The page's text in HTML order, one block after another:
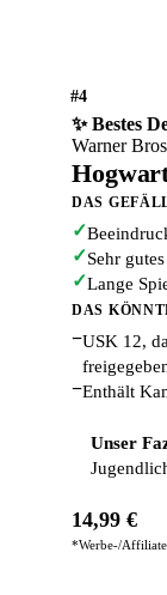
#4
✨ Bestes
Warner Bros
DAS
✓
✓Sehr
✓Lange
DAS
−USK 12,
−Enthält
Unser
14,99 €
*Werbe-/